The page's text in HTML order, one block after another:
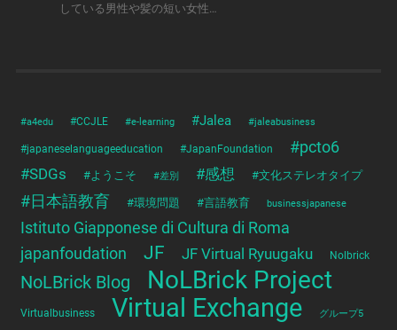
している男性や髪の短い女性…
#a4edu #CCJLE #e-learning #Jalea #jaleabusiness
#japaneselanguageeducation #JapanFoundation #pcto6
#SDGs #ようこそ #差別 #感想 #文化ステレオタイプ
#日本語教育 #環境問題 #言語教育 businessjapanese
Istituto Giapponese di Cultura di Roma
japanfoudation JF JF Virtual Ryuugaku Nolbrick
NoLBrick Blog NoLBrick Project
Virtualbusiness Virtual Exchange
グループ5